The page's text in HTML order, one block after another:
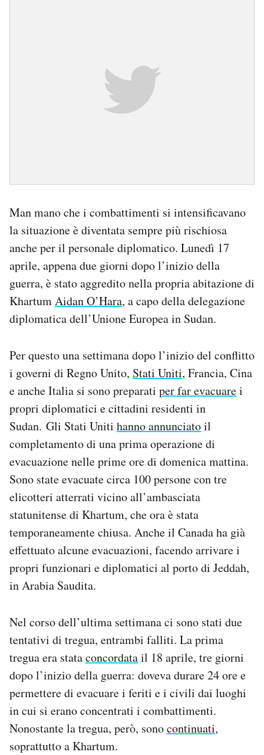
Man mano che i combattimenti si intensificavano
la situazione è diventata sempre più rischiosa
anche per il personale diplomatico. Lunedì 17
aprile, appena due giorni dopo l’inizio della
guerra, è stato aggredito nella propria abitazione di
KhartumAidan O’Hara, a capo della delegazione
diplomatica dell’Unione Europea in Sudan.
Per questo una settimana dopo l’inizio del conflitto
i governi di Regno Unito, Stati Uniti, Francia, Cina
e anche Italia si sono preparati per far evacuarei
propri diplomatici e cittadini residenti in
Sudan. Gli Stati Uniti hanno annunciatoil
completamento di una prima operazione di
evacuazione nelle prime ore di domenica mattina.
Sono state evacuate circa 100 persone con tre
elicotteri atterrati vicino all’ambasciata
statunitense di Khartum, che ora è stata
temporaneamente chiusa. Anche il Canada ha già
effettuato alcune evacuazioni, facendo arrivare i
propri funzionari e diplomatici al porto di Jeddah,
in Arabia Saudita.
Nel corso dell’ultima settimana ci sono stati due
tentativi di tregua, entrambi falliti. La prima
tregua era stataconcordatail 18 aprile, tre giorni
dopo l’inizio della guerra: doveva durare 24 ore e
permettere di evacuare i feriti e i civili dai luoghi
in cui si erano concentrati i combattimenti.
Nonostante la tregua, però, sonocontinuati,
soprattutto a Khartum.